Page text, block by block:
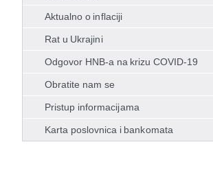
Aktualno o inflaciji
Rat u Ukrajini
Odgovor HNB-a na krizu COVID-19
Obratite nam se
Pristup informacijama
Karta poslovnica i bankomata